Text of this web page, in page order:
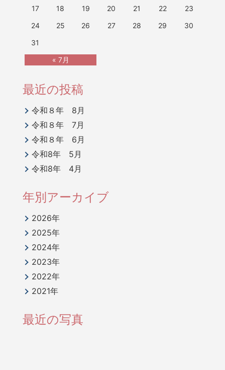
« 7月
17
18 19 20 21 22
23
24
25 26 27 28 29
30
31
最近の投稿
令和８年 8月
令和８年 7月
令和８年 6月
令和8年 5月
令和8年 4月
年別アーカイブ
2026年
2025年
2024年
2023年
2022年
2021年
最近の写真